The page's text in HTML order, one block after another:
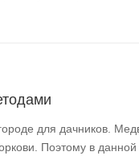
для дачников.
Поэтому в